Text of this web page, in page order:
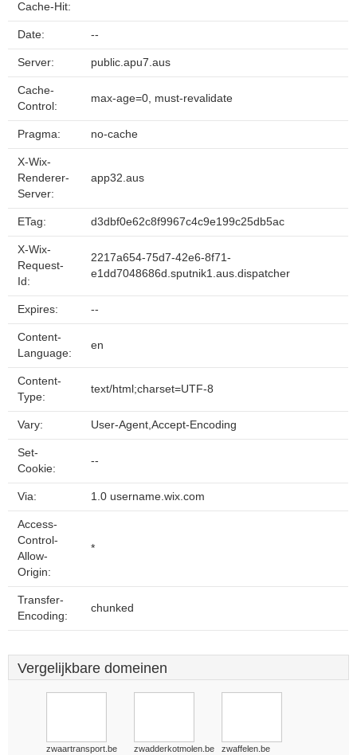
Cache-Hit:
Date: --
Server: public.apu7.aus
Cache-
Control:
max-age=0, must-revalidate
Pragma: no-cache
X-Wix-
Renderer-
Server:
app32.aus
ETag: d3dbf0e62c8f9967c4c9e199c25db5ac
X-Wix-
Request-
Id:
2217a654-75d7-42e6-8f71-
e1dd7048686d.sputnik1.aus.dispatcher
Expires: --
Content-
Language:
en
Content-
Type:
text/html;charset=UTF-8
Vary: User-Agent,Accept-Encoding
Set-
Cookie:
--
Via: 1.0 username.wix.com
Access-
Control-
Allow-
Origin:
*
Transfer-
Encoding:
chunked
Vergelijkbare domeinen
zwaartransport.be zwadderkotmolen.be zwaffelen.be